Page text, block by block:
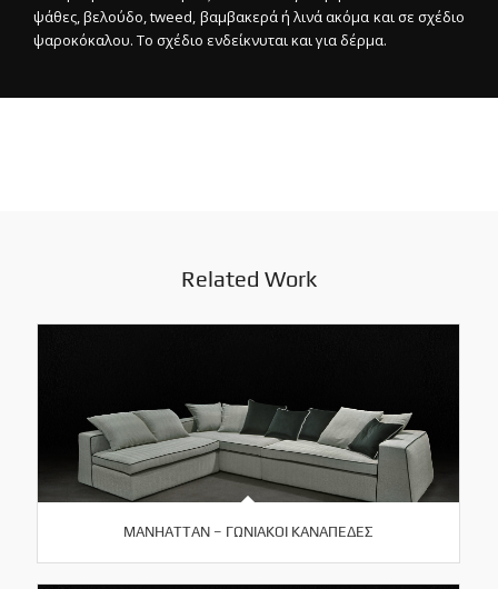
ψάθες, βελούδο, tweed, βαμβακερά ή λινά ακόμα και σε σχέδιο
ψαροκόκαλου. Το σχέδιο ενδείκνυται και για δέρμα.
Related Work
MANHATTAN – ΓΩΝΙΑΚΟΙ ΚΑΝΑΠΕΔΕΣ